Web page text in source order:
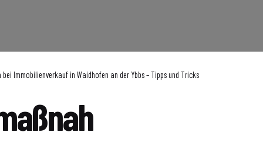
Immobilienverkauf in Waidhofen an der Ybbs – Tipps und Tricks